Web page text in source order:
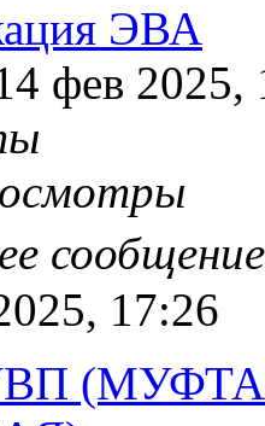
ЭВА
фев 2025,
17:26